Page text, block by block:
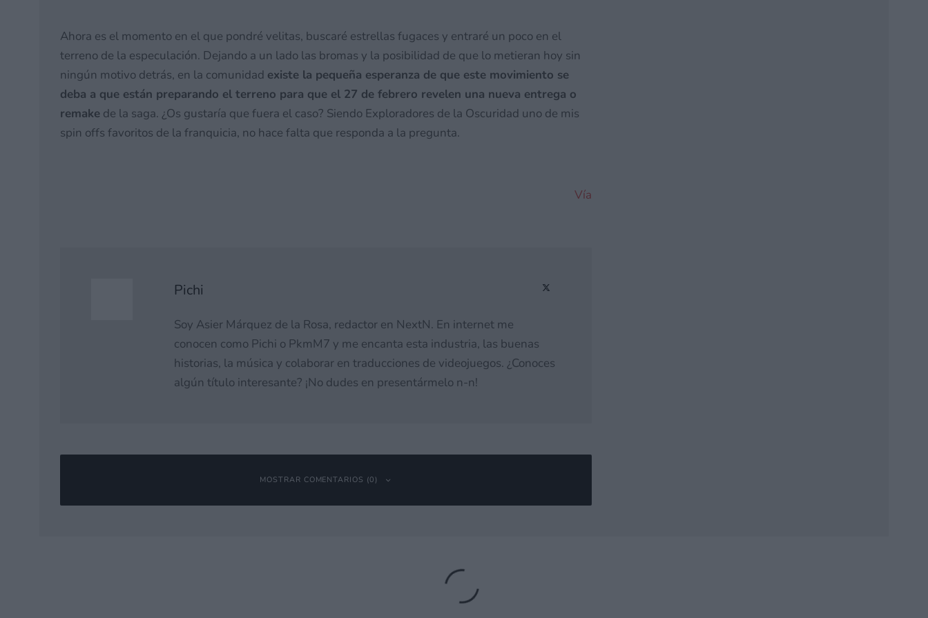
Ahora es el momento en el que pondré velitas, buscaré estrellas fugaces y entraré un poco en el
terreno de la especulación. Dejando a un lado las bromas y la posibilidad de que lo metieran hoy sin
ningún motivo detrás, en la comunidad existe la pequeña esperanza de que este movimiento se
deba a que están preparando el terreno para que el 27 de febrero revelen una nueva entrega o
remake de la saga. ¿Os gustaría que fuera el caso? Siendo Exploradores de la Oscuridad uno de mis
spin offs favoritos de la franquicia, no hace falta que responda a la pregunta.
Vía
Pichi
Soy Asier Márquez de la Rosa, redactor en NextN. En internet me
conocen como Pichi o PkmM7 y me encanta esta industria, las buenas
historias, la música y colaborar en traducciones de videojuegos. ¿Conoces
algún título interesante? ¡No dudes en presentármelo n-n!
MOSTRAR COMENTARIOS (0)